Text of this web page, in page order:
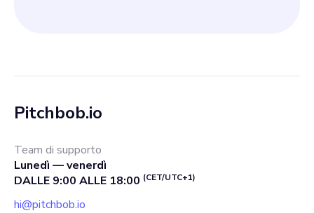
Pitchbob.io
Team di supporto
Lunedì — venerdì
DALLE 9:00 ALLE 18:00 (CET/UTC+1)
hi@pitchbob.io